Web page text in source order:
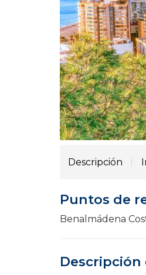
Descripción
Puntos de
Benalmádena